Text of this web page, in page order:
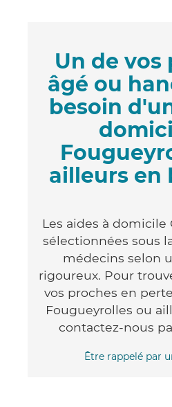
Un de vos
âgé ou
besoin
ailleurs en
Les aides à domicile
sélectionnées sous
médecins selon
rigoureux. Pour
vos proches en
Fougueyrolles ou
contactez-nous
Être rappelé par